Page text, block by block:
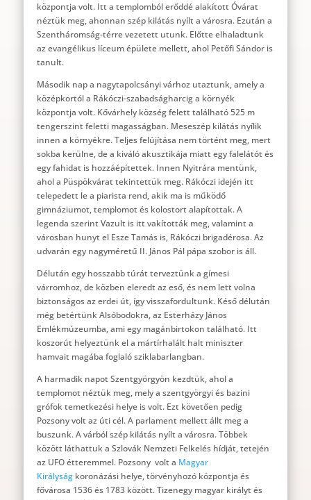
központja volt. Itt a templomból erőddé alakított Óvárat
néztük meg, ahonnan szép kilátás nyílt a városra. Ezután a
Szentháromság-térre vezetett utunk. Előtte elhaladtunk
az evangélikus líceum épülete mellett, ahol Petőfi Sándor is
tanult.
Második nap a nagytapolcsányi várhoz utaztunk, amely a
középkortól a Rákóczi-szabadságharcig a környék
központja volt. Kővárhely község felett található 525 m
tengerszint feletti magasságban. Meseszép kilátás nyílik
innen a környékre. Teljes felújítása nem történt meg, mert
sokba kerülne, de a kiváló akusztikája miatt egy falelátót és
egy fahidat is hozzáépítettek. Innen Nyitrára mentünk,
ahol a Püspökvárat tekintettük meg. Rákóczi idején itt
telepedett le a piarista rend, akik ma is működő
gimnáziumot, templomot és kolostort alapítottak. A
legenda szerint Vazult is itt vakították meg, valamint a
városban hunyt el Esze Tamás is, Rákóczi brigadérosa. Az
udvarán egy nagyméretű II. János Pál pápa szobor is áll.
Délután egy hosszabb túrát terveztünk a gímesi
várromhoz, de közben eleredt az eső, és nem lett volna
biztonságos az erdei út, így visszafordultunk. Késő délután
még betértünk Alsóbodokra, az Esterházy János
Emlékmúzeumba, ami egy magánbirtokon található. Itt
koszorút helyeztünk el a mártírhalált halt miniszter
hamvait magába foglaló sziklabarlangban.
A harmadik napot Szentgyörgyön kezdtük, ahol a
templomot néztük meg, mely a szentgyörgyi és bazini
grófok temetkezési helye is volt. Ezt követően pedig
Pozsony volt az úti cél. A parlament mellett állt meg a
buszunk. A várból szép kilátás nyílt a városra. Többek
között láthattuk a Szlovák Nemzeti Felkelés hídját, tetején
az UFO étteremmel. Pozsony volt a Magyar
Királyságkoronázási helye, törvényhozó központja és
fővárosa 1536 és 1783 között. Tizenegy magyar királyt és